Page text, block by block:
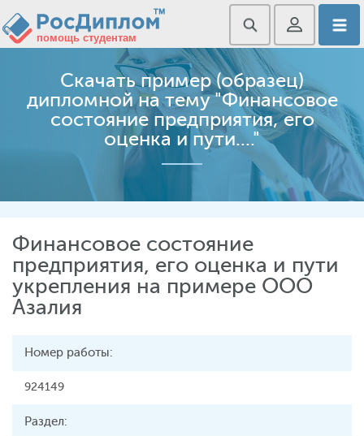
Скачать пример (образец)
дипломной на тему "Финансовое
состояние предприятия, его
оценка и пути...."
Финансовое состояние
предприятия, его оценка и пути
укрепления на примере ООО
Азалия
Номер работы:
924149
Раздел: